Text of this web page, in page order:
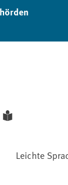
Leichte